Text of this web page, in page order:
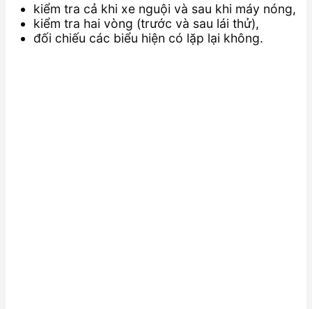
kiểm tra cả khi xe nguội và sau khi máy nóng,
kiểm tra hai vòng (trước và sau lái thử),
đối chiếu các biểu hiện có lặp lại không.